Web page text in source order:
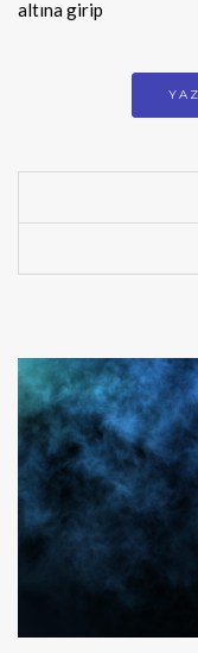
altına girip